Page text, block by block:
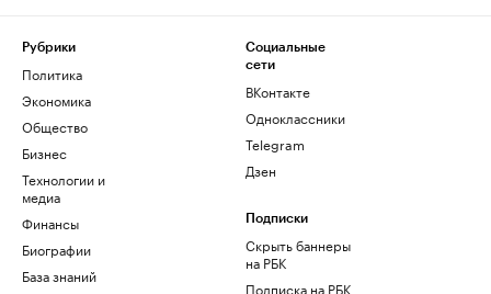
Рубрики
Политика
Экономика
Общество
Бизнес
Технологии и
медиа
Финансы
Биографии
База знаний
Социальные
сети
ВКонтакте
Одноклассники
Telegram
Дзен
Подписки
Скрыть баннеры
на РБК
Подписка на РБК